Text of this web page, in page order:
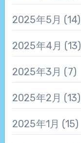
2025年5月 (14)
2025年4月 (13)
2025年3月 (7)
2025年2月 (13)
2025年1月 (15)